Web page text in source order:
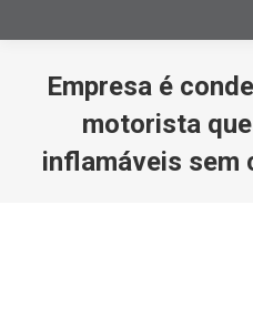
Empresa é
motorista
inflamáveis sem